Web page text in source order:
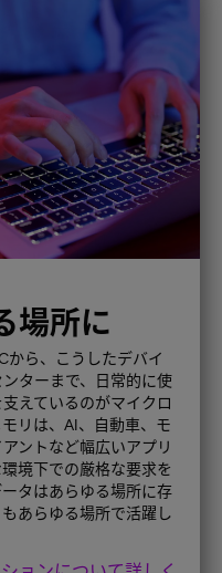
場所に
から、こうしたデバイ
ターまで、日常的に使
えているのがマイクロ
リは、AI、自動車、モ
ントなど幅広いアプリ
境下での厳格な要求を
タはあらゆる場所に存
あらゆる場所で活躍し